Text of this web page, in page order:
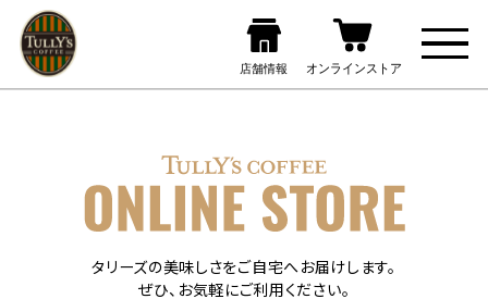
タリーズの美味しさをご自宅へお届けします。
ぜひ、お気軽にご利用ください。